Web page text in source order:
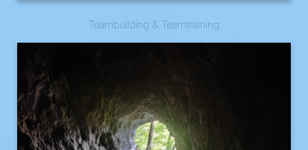
Teambuilding & Teamtraining